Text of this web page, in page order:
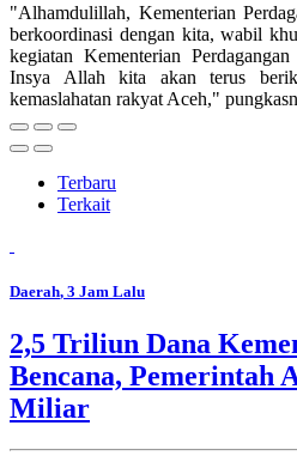
"Alhamdulillah, Kementerian
berkoordinasi dengan kita, wabil
kegiatan Kementerian
Insya Allah kita akan terus
kemaslahatan rakyat Aceh,"
Terbaru
Terkait
Daerah, 3 Jam Lalu
2,5 Triliun Dana
Bencana, Pemerintah
Miliar